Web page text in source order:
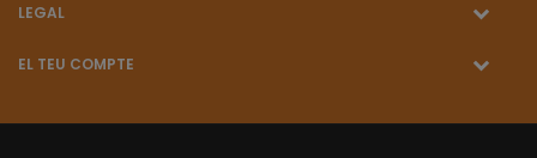
LEGAL
EL TEU COMPTE